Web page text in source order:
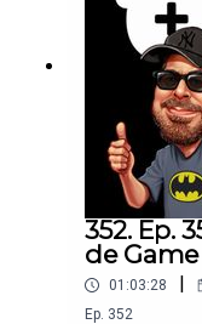
352. Ep.
de
01:03:28
Ep. 352